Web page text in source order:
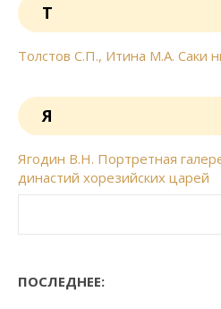
Т
Толстов С.П., Итина М.А. Саки
Я
Ягодин В.Н. Портретная
династий хорезийских царей
ПОСЛЕДНЕЕ: